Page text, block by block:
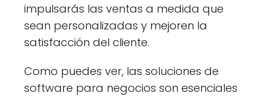
impulsarás las ventas a medida que
sean personalizadas y mejoren la
satisfacción del cliente.
Como puedes ver, las soluciones de
software para negocios son esenciales